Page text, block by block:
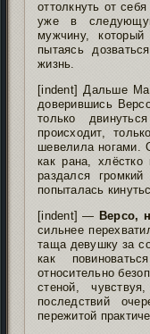
оттолкнуть от
уже в
мужчину,
пытаясь
жизнь.
[indent] Дальше
доверившись
только
происходит,
шевелила ногами.
как рана, хлёстко
раздался
попыталась
[indent] — Версо,
сильнее
таща девушку за
как
относительно
стеной,
последствий
пережитой